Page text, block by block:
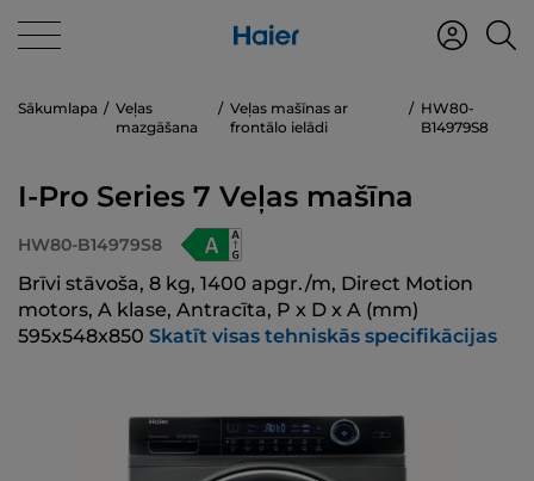
Sākumlapa
Veļas
mazgāšana
Veļas mašīnas ar
frontālo ielādi
HW80-
B14979S8
I-Pro Series 7 Veļas mašīna
HW80-B14979S8
Brīvi stāvoša, 8 kg, 1400 apgr./m, Direct Motion
motors, A klase, Antracīta, P x D x A (mm)
595x548x850 Skatīt visas tehniskās specifikācijas